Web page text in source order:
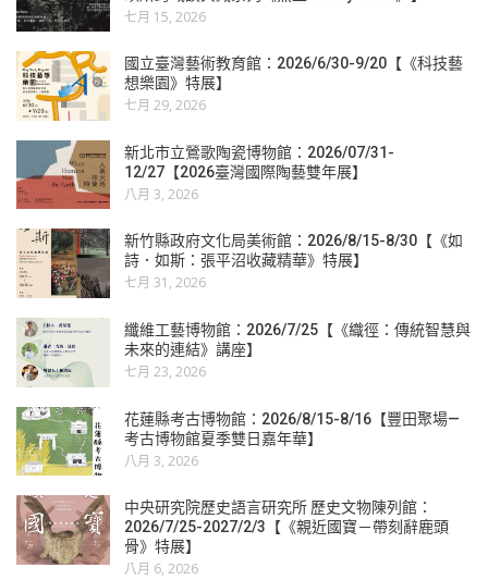
七月 15, 2026
國立臺灣藝術教育館：2026/6/30-9/20【《科技藝
想樂園》特展】
七月 29, 2026
新北市立鶯歌陶瓷博物館：2026/07/31-
12/27【2026臺灣國際陶藝雙年展】
八月 3, 2026
新竹縣政府文化局美術館：2026/8/15-8/30【《如
詩．如斯：張平沼收藏精華》特展】
七月 31, 2026
纖維工藝博物館：2026/7/25【《織徑：傳統智慧與
未來的連結》講座】
七月 23, 2026
花蓮縣考古博物館：2026/8/15-8/16【豐田聚場—
考古博物館夏季雙日嘉年華】
八月 3, 2026
中央研究院歷史語言研究所 歷史文物陳列館：
2026/7/25-2027/2/3【《親近國寶－帶刻辭鹿頭
骨》特展】
八月 6, 2026